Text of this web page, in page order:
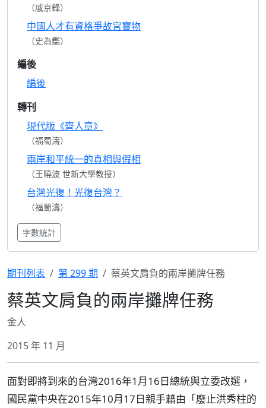
（戚京鋒）
中國人才有資格爭故宮寶物
（史為鑑）
編後
編後
轉刊
現代版《齊人章》
（福蜀濤）
兩岸和平統一的真相與假相
（王曉波 世新大學教授）
台灣光復！光復台灣？
（福蜀濤）
字數統計
期刊列表 第 299 期 蔡英文肩負的兩岸攤牌任務
蔡英文肩負的兩岸攤牌任務
金人
2015 年 11 月
面對即將到來的台灣2016年1月16日總統與立委改選，
國民黨中央在2015年10月17日親手藉由「廢止洪秀柱的